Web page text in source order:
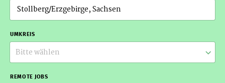
UMKREIS
Bitte wählen
REMOTE JOBS